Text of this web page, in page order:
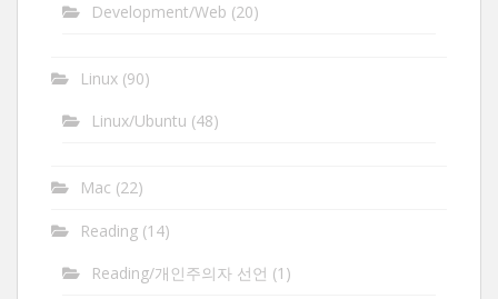
Development/Web (20)
Linux (90)
Linux/Ubuntu (48)
Mac (22)
Reading (14)
Reading/개인주의자 선언 (1)